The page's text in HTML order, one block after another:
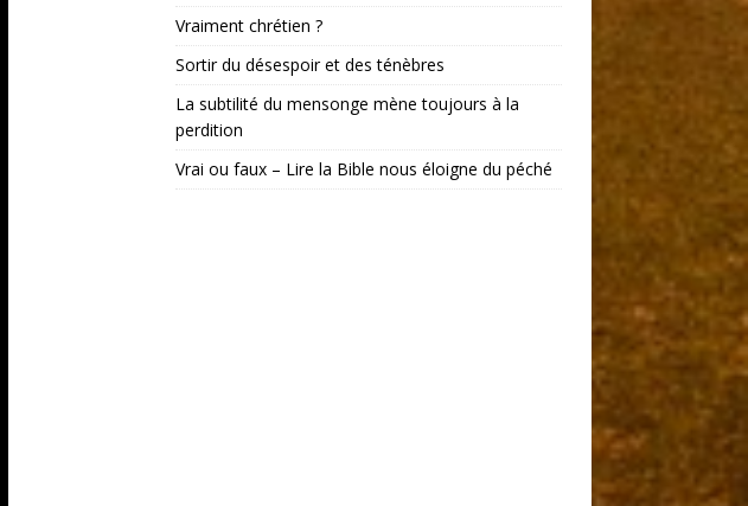
Vraiment chrétien ?
Sortir du désespoir et des ténèbres
La subtilité du mensonge mène toujours à la
perdition
Vrai ou faux – Lire la Bible nous éloigne du péché